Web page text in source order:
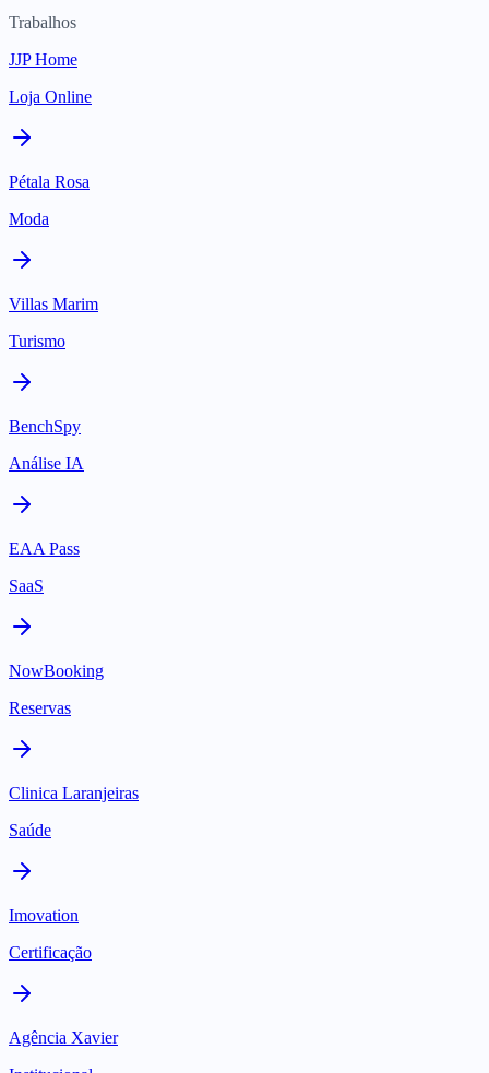
Trabalhos
JJP Home
Loja Online
Pétala Rosa
Moda
Villas Marim
Turismo
BenchSpy
Análise IA
EAA Pass
SaaS
NowBooking
Reservas
Clinica Laranjeiras
Saúde
Imovation
Certificação
Agência Xavier